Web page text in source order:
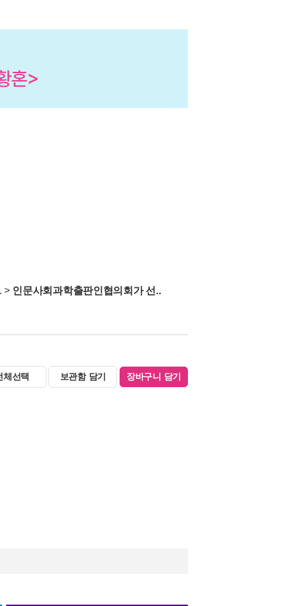
> 인문사회과학출판인협의회가 선..
체선택 보관함 담기 장바구니 담기